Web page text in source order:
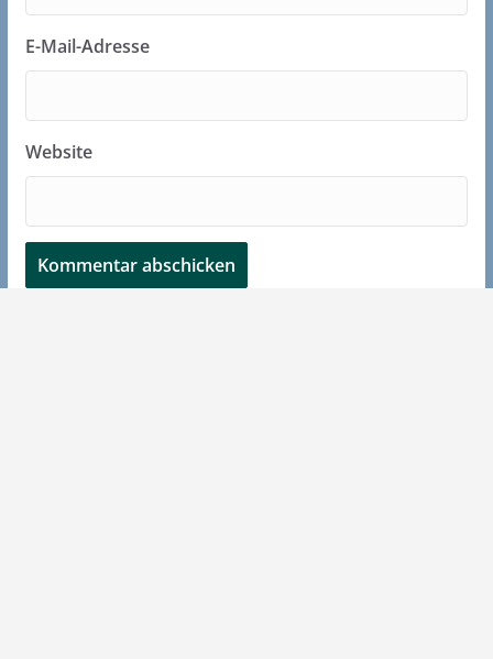
E-Mail-Adresse
Website